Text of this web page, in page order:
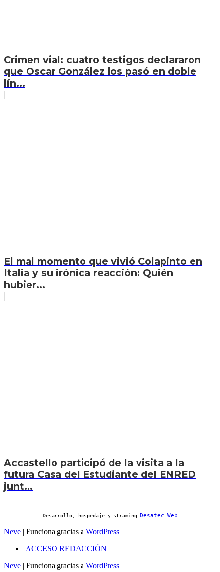
Crimen vial: cuatro testigos declararon
que Oscar González los pasó en doble
lín...
El mal momento que vivió Colapinto en
Italia y su irónica reacción: Quién
hubier...
Accastello participó de la visita a la
futura Casa del Estudiante del ENRED
junt...
Desarrollo, hospedaje y straming Desatec Web
Neve | Funciona gracias a WordPress
ACCESO REDACCIÓN
Neve | Funciona gracias a WordPress